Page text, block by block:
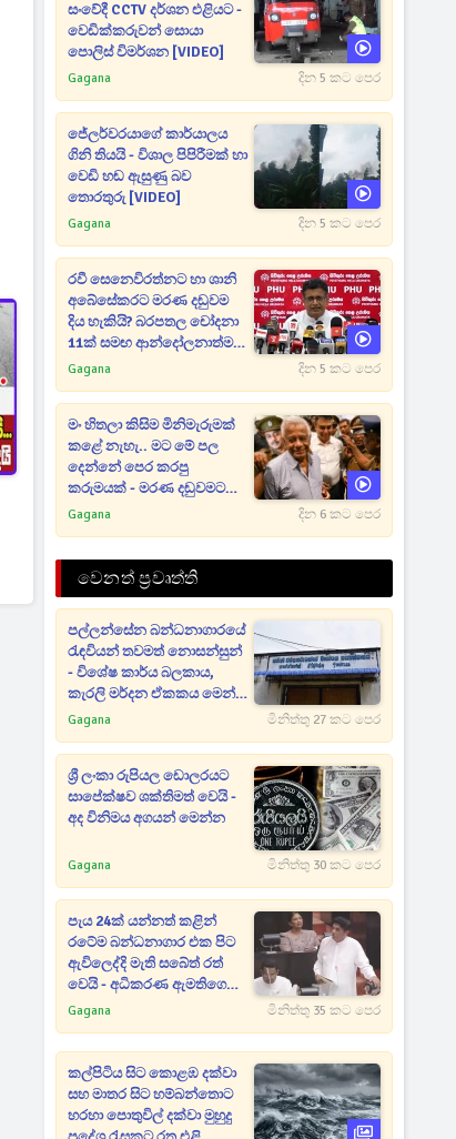
සංවේදී CCTV දර්ශන එළියට -
වෙඩික්කරුවන් සොයා
පොලිස් විමර්ශන [VIDEO]
Gagana දින 5 කට පෙර
ජේලර්වරයාගේ කාර්යාලය
ගිනි තියයි - විශාල පිපිරීමක් හා
වෙඩි හඬ ඇසුණු බව
තොරතුරු [VIDEO]
Gagana දින 5 කට පෙර
රවී සෙනෙවිරත්නට හා ශානි
අබේසේකරට මරණ දඬුවම
දිය හැකියි? බරපතල චෝදනා
11ක් සමඟ ආන්දෝලනාත්මක
ප්‍රකාශයක් [VIDEO]
Gagana දින 5 කට පෙර
මං හිතලා කිසිම මිනිමැරුමක්
කළේ නැහැ.. මට මේ පල
දෙන්නේ පෙර කරපු
කරුමයක් - මරණ දඬුවමට
කළින් කට ඇරපු පූජිත් හඬා
Gagana දින 6 කට පෙර
වෙනත් ප්‍රවෘත්ති
පල්ලන්සේන බන්ධනාගාරයේ
රැඳවියන් තවමත් නොසන්සුන්
- විශේෂ කාර්ය බලකාය,
කැරලි මර්දන ඒකකය මෙන්ම
ශ්‍රී ලංකා ගුවන් හමුදාව වහාම
Gagana මිනිත්තු 27 කට පෙර
ශ්‍රී ලංකා රුපියල ඩොලරයට
සාපේක්ෂව ශක්තිමත් වෙයි -
අද විනිමය අගයන් මෙන්න
Gagana මිනිත්තු 30 කට පෙර
පැය 24ක් යන්නත් කළින්
රටේම බන්ධනාගාර එක පිට
ඇවිලෙද්දි මැති සබේත් රත්
වෙයි - අධිකරණ ඇමතිගෙන්
පැහැදිලි කිරීමක් ඉල්ලයි
Gagana මිනිත්තු 35 කට පෙර
කල්පිටිය සිට කොළඹ දක්වා
සහ මාතර සිට හම්බන්තොට
හරහා පොතුවිල් දක්වා මුහුදු